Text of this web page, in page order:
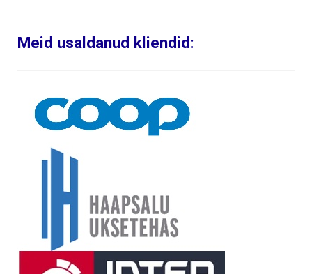
Meid usaldanud kliendid: